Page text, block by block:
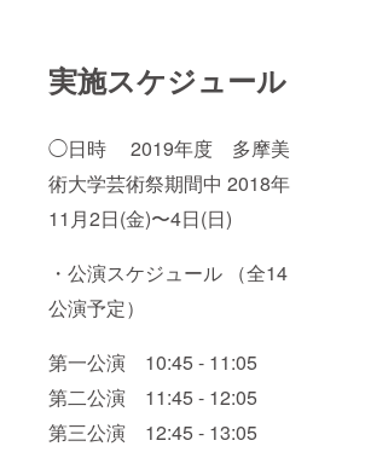
実施スケジュール
◯日時 2019年度 多摩美
術大学芸術祭期間中 2018年
11月2日(金)〜4日(日)
・公演スケジュール （全14
公演予定）
第一公演 10:45 - 11:05
第二公演 11:45 - 12:05
第三公演 12:45 - 13:05